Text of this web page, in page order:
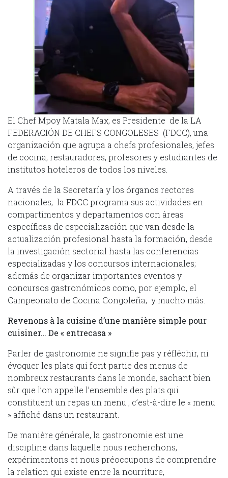
El Chef Mpoy Matala Max, es Presidente de la LA
FEDERACIÓN DE CHEFS CONGOLESES (FDCC), una
organización que agrupa a chefs profesionales, jefes
de cocina, restauradores, profesores y estudiantes de
institutos hoteleros de todos los niveles.
A través de la Secretaría y los órganos rectores
nacionales, la FDCC programa sus actividades en
compartimentos y departamentos con áreas
específicas de especialización que van desde la
actualización profesional hasta la formación, desde
la investigación sectorial hasta las conferencias
especializadas y los concursos internacionales;
además de organizar importantes eventos y
concursos gastronómicos como, por ejemplo, el
Campeonato de Cocina Congoleña; y mucho más.
Revenons à la cuisine d’une manière simple pour
cuisiner… De « entrecasa »
Parler de gastronomie ne signifie pas y réfléchir, ni
évoquer les plats qui font partie des menus de
nombreux restaurants dans le monde, sachant bien
sûr que l’on appelle l’ensemble des plats qui
constituent un repas un menu ; c’est-à-dire le « menu
» affiché dans un restaurant.
De manière générale, la gastronomie est une
discipline dans laquelle nous recherchons,
expérimentons et nous préoccupons de comprendre
la relation qui existe entre la nourriture,